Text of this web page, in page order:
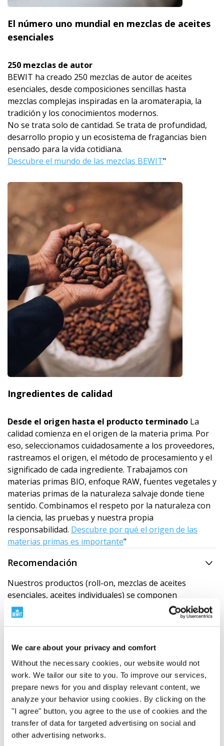
We care about your privacy and comfort
Without the necessary cookies, our website would not
work. We tailor our site to you. To improve our services,
prepare news for you and display relevant content, we
analyze your behavior using cookies. By clicking on the
"I agree" button, you agree to the use of cookies and the
transfer of data for targeted advertising on social and
other advertising networks.
El número uno mundial en mezclas de aceites
esenciales
250 mezclas de autor
BEWIT ha creado 250 mezclas de autor de aceites
esenciales, desde composiciones sencillas hasta
mezclas complejas inspiradas en la aromaterapia, la
tradición y los conocimientos modernos.
No se trata solo de cantidad. Se trata de profundidad,
desarrollo propio y un ecosistema de fragancias bien
pensado para la vida cotidiana.
Descubre el mundo de las mezclas BEWIT"
Ingredientes de calidad
Desde el origen hasta el producto terminado La
calidad comienza en el origen de la materia prima. Por
eso, seleccionamos cuidadosamente a los proveedores,
rastreamos el origen, el método de procesamiento y el
significado de cada ingrediente. Trabajamos con
materias primas BIO, enfoque RAW, fuentes vegetales y
materias primas de la naturaleza salvaje donde tiene
sentido. Combinamos el respeto por la naturaleza con
la ciencia, las pruebas y nuestra propia
responsabilidad. Descubre por qué el origen de las
materias primas es importante"
Recomendación
Nuestros productos (roll-on, mezclas de aceites
esenciales, aceites individuales) se componen
exclusivamente de aceites esenciales 100% naturales.
Dado que la calidad y la composición química de estas
variables, como
el origen de la planta, la estación,
las condiciones climáticas de la cosecha
de elaboración, es natural que ningún lote de aceite
monovarietal sea nunca 100% idénticoal anterior.
Esta inevitable variación natural significa que incluso
nuestra mezcla esencial final puede variar ligeramente
en notas aromáticas menores o en intensidad. Sin
embargo, estos sutiles matices son una prueba de la
genuidad y composición natural